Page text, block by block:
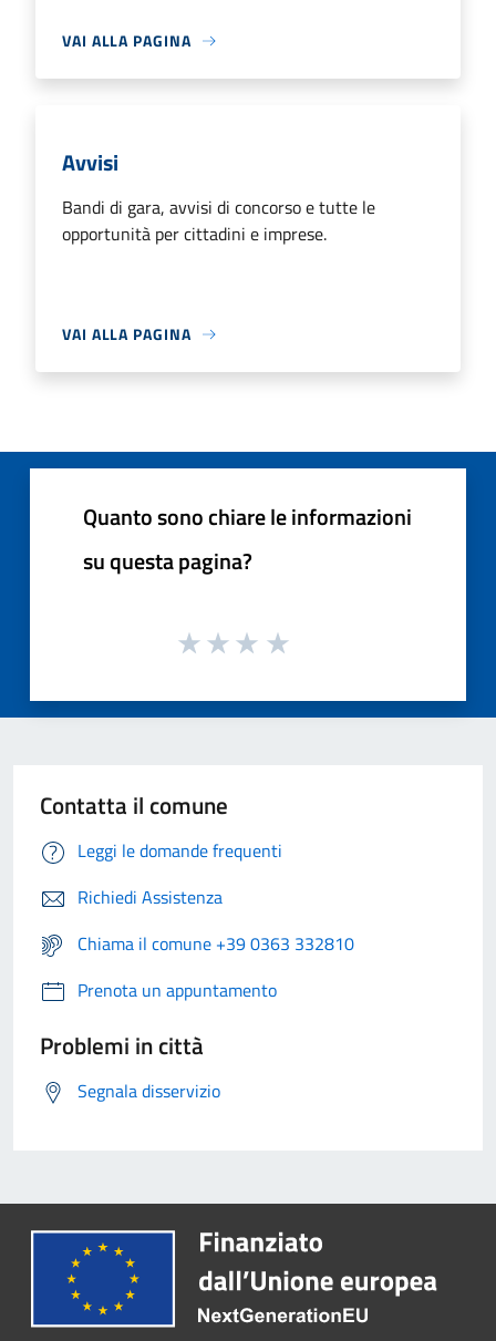
VAI ALLA PAGINA
Avvisi
Bandi di gara, avvisi di concorso e tutte le
opportunità per cittadini e imprese.
VAI ALLA PAGINA
Quanto sono chiare le informazioni
su questa pagina?
Contatta il comune
Leggi le domande frequenti
Richiedi Assistenza
Chiama il comune +39 0363 332810
Prenota un appuntamento
Problemi in città
Segnala disservizio